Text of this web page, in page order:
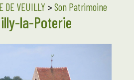
DE VEUILLY > Son Patrimoine
la-Poterie